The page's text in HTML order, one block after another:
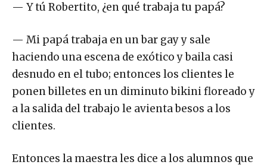
— Y tú Robertito, ¿en qué trabaja tu papá?
— Mi papá trabaja en un bar gay y sale
haciendo una escena de exótico y baila casi
desnudo en el tubo; entonces los clientes le
ponen billetes en un diminuto bikini floreado y
a la salida del trabajo le avienta besos a los
clientes.
Entonces la maestra les dice a los alumnos que